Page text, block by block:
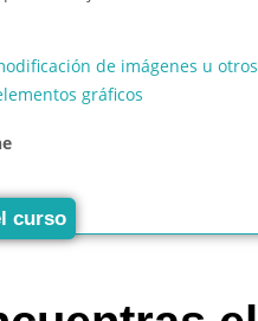
de imágenes u otros
gráficos
curso